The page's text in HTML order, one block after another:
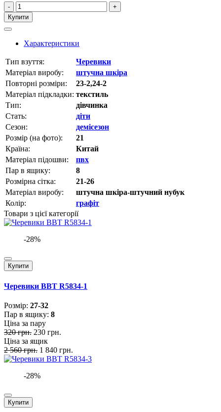
-
+
Купити
Характеристики
Тип взуття:
Черевики
Матеріал виробу:
штучна шкіра
Повторні розміри:
23-2,24-2
Матеріал підкладки: текстиль
Тип:
дівчинка
Стать:
діти
Сезон:
демісезон
Розмір (на фото):
21
Країна:
Китай
Матеріал підошви:
пвх
Пар в ящику:
8
Розмірна сітка:
21-26
Матеріал виробу:
штучна шкіра-штучний нубук
Колір:
графіт
Товари з цієї категорії
-28%
Купити
Черевики BBT R5834-1
Розмiр: 27-32
Пар в ящику: 8
Ціна за пару
320 грн. 230 грн.
Ціна за ящик
2 560 грн. 1 840 грн.
-28%
Купити